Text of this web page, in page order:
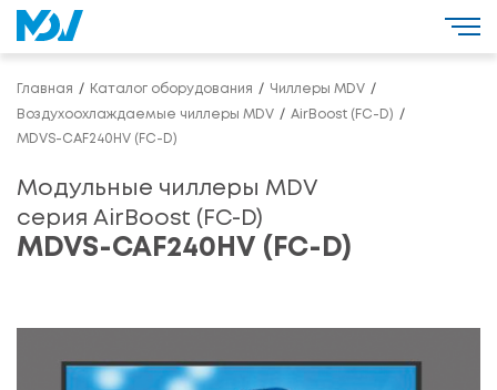
Главная Каталог оборудования Чиллеры MDV
Воздухоохлаждаемые чиллеры MDV
AirBoost (FC-D)
MDVS-CAF240HV (FC-D)
Модульные чиллеры MDV
серия AirBoost (FC-D)
MDVS-CAF240HV (FC-D)